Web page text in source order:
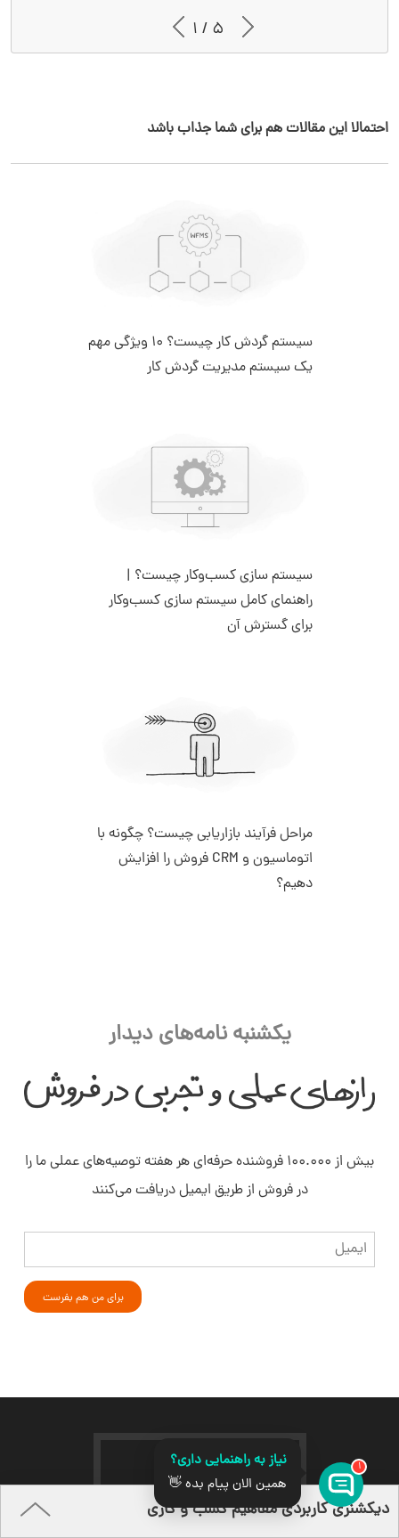
دیکشنری کاربردی مفاهیم کسب و کاری
1 / 5
احتمالا این مقالات هم برای شما جذاب باشد
سیستم گردش کار چیست؟ 10 ویژگی مهم
یک سیستم مدیریت گردش کار
سیستم سازی کسب‌وکار چیست؟ |
راهنمای کامل سیستم سازی کسب‌وکار
برای گسترش آن
مراحل فرآیند بازاریابی چیست؟ چگونه با
اتوماسیون و CRM فروش را افزایش
دهیم؟
یکشنبه نامه‌های دیدار
بیش از ۱۰۰.۰۰۰ فروشنده حرفه‌ای هر هفته توصیه‌های عملی ما را
در فروش از طریق ایمیل دریافت می‌کنند
ایمیل
نیاز به راهنمایی داری؟
همین الان پیام بده 👋
1
قدرت گرفته از